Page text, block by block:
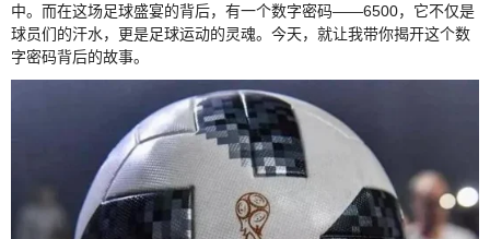
中。而在这场足球盛宴的背后，有一个数字密码——6500，它不仅是
球员们的汗水，更是足球运动的灵魂。今天，就让我带你揭开这个数
字密码背后的故事。